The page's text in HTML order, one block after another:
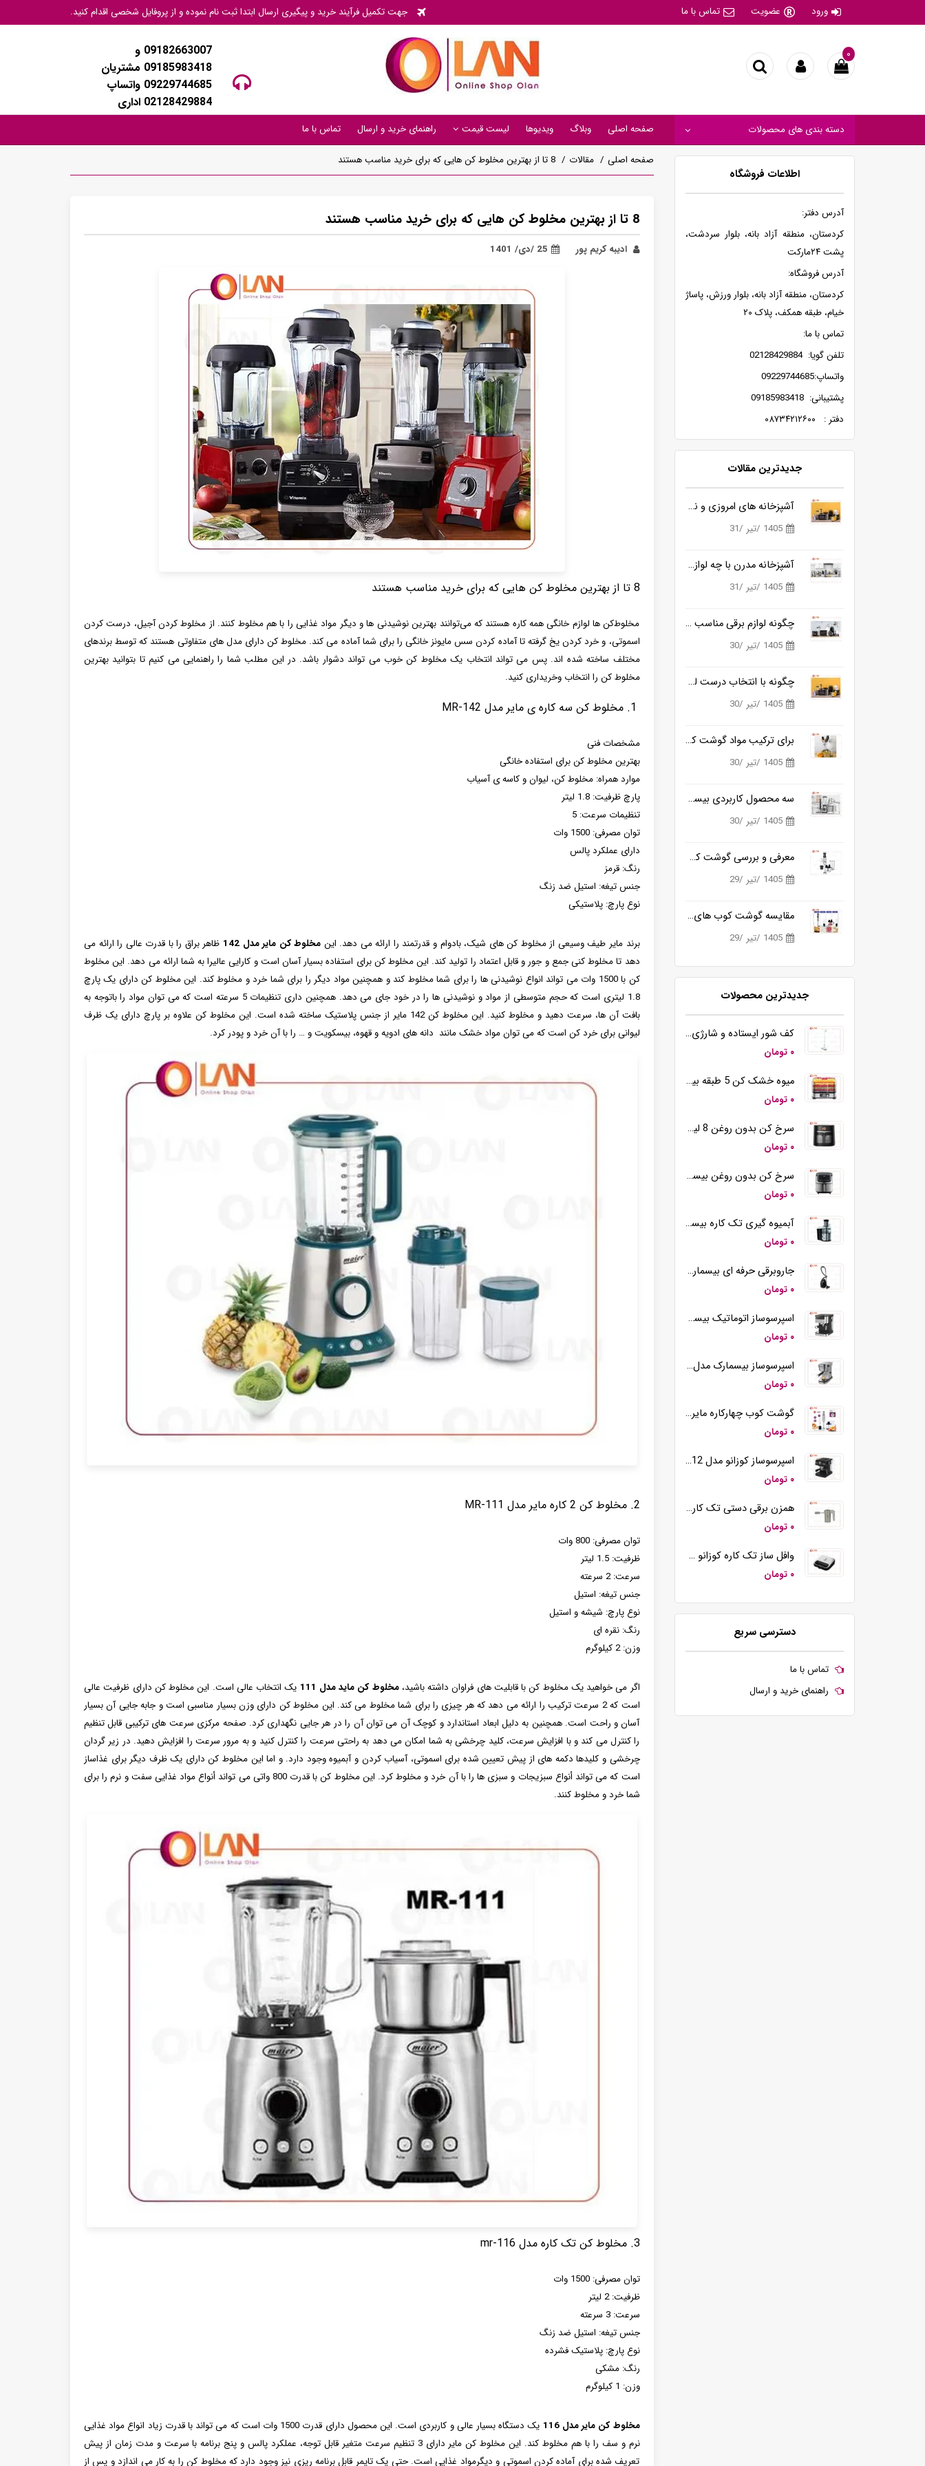
ورود عضویت تماس با ما جهت تکمیل فرآیند خرید و پیگیری ارسال ابتدا ثبت نام نموده و از پروفایل شخصی اقدام کنید.
09182663007 و
09185983418 مشتریان
09229744685 واتساپ
02128429884 اداری
۰
صفحه اصلی وبلاگ ویدیوها لیست قیمت راهنمای خرید و ارسال تماس با ما دسته بندی های محصولات
صفحه اصلی مقالات 8 تا از بهترین مخلوط کن هایی که برای خرید مناسب هستند
8 تا از بهترین مخلوط کن هایی که برای خرید مناسب هستند
ادیبه کریم پور 25 /دی/ 1401
8 تا از بهترین مخلوط کن هایی که برای خرید مناسب هستند
مخلوط‌کن‌ ها لوازم خانگی همه کاره هستند که می‌توانند بهترین نوشیدنی ها و دیگر مواد غذایی را با هم مخلوط کنند. از مخلوط کردن آجیل، درست کردن
اسموتی، و خرد کردن یخ گرفته تا آماده کردن سس مایونز خانگی را برای شما آماده می کند. مخلوط کن دارای مدل های متفاوتی هستند که توسط برندهای
مختلف ساخته شده اند. پس می تواند انتخاب یک مخلوط کن خوب می تواند دشوار باشد. در این مطلب شما را راهنمایی می کنیم تا بتوانید بهترین
مخلوط کن را انتخاب وخریداری کنید.
مشخصات فنی
بهترین مخلوط کن برای استفاده خانگی
موارد همراه: مخلوط کن، لیوان و کاسه ی آسیاب
پارچ ظرفیت: 1.8 لیتر
تنظیمات سرعت: 5
توان مصرفی: 1500 وات
دارای عملکرد پالس
رنگ: قرمز
جنس تیغه: استیل ضد زنگ
نوع پارچ: پلاستیکی
برند مایر طیف وسیعی از مخلوط کن های شیک، بادوام و قدرتمند را ارائه می دهد. این مخلوط‌ کن مایر مدل 142
ظاهر براق را با قدرت عالی را ارائه می
دهد تا مخلوط‌ کنی جمع‌ و جور و قابل اعتماد را تولید کند. این مخلوط کن برای استفاده بسیار آسان است و کارایی عالیرا به شما ارائه می دهد. این مخلوط
کن با 1500 وات می تواند انواع نوشیدنی ها را برای شما مخلوط کند و همچنین مواد دیگر را برای شما خرد و مخلوط کند. این مخلوط کن دارای یک پارچ
1.8 لیتری است که حجم متوسطی از مواد و نوشیدنی ها را در خود جای می دهد. همچنین داری تنظیمات 5 سرعته است که می توان مواد را باتوجه به
بافت آن ها، سرعت دهید و مخلوط کنید. این مخلوط کن 142 مایر از جنس پلاستیک ساخته شده است. این مخلوط کن علاوه بر پارچ دارای یک ظرف
لیوانی برای خرد کن است که می توان مواد خشک مانند دانه های ادویه و قهوه، بیسکویت و … را با آن خرد و پودر کرد.
2. مخلوط کن 2 کاره مایر مدل MR-111
توان مصرفی: 800 وات
ظرفیت: 1.5 لیتر
سرعت: 2 سرعته
جنس تیغه: استیل
نوع پارچ: شیشه و استیل
رنگ: نقره ای
وزن: 2 کیلوگرم
اگر می خواهید یک مخلوط کن با قابلیت های فراوان داشته باشید،مخلوط کن ماید مدل 111
یک انتخاب عالی است. این مخلوط کن دارای ظرفیت عالی
است که 2 سرعت ترکیب را ارائه می‌ دهد که هر چیزی را برای شما مخلوط می کند. این مخلوط کن دارای وزن بسیار مناسبی است و جابه جایی آن بسیار
آسان و راحت است. همچنین به دلیل ابعاد استاندارد و کوچک آن می توان آن را در هر جایی نگهداری کرد. صفحه مرکزی سرعت های ترکیبی قابل تنظیم
را کنترل می کند و با افزایش سرعت، کلید چرخشی به شما امکان می دهد به راحتی سرعت را کنترل کنید و به مرور سرعت را افزایش دهید. در زیر گردان
چرخشی و کلیدها دکمه های از پیش تعیین شده برای اسموتی، آسیاب کردن و آبمیوه وجود دارد. و اما این مخلوط کن دارای یک ظرف دیگر برای غذاساز
است که می تواند أنواع سبزیجات و سبزی ها را با آن خرد و مخلوط کرد. این مخلوط کن با قدرت 800 واتی می تواند أنواع مواد غذایی سفت و نرم را برای
شما خرد و مخلوط کنند.
3. مخلوط کن تک کاره مدل mr-116
توان مصرفی: 1500 وات
ظرفیت: 2 لیتر
سرعت: 3 سرعته
جنس تیغه: استیل ضد زنگ
نوع پارچ: پلاستیک فشرده
رنگ: مشکی
وزن: 1 کیلوگرم
مخلوط کن مایر مدل 116
یک دستگاه بسیار عالی و کاربردی است. این محصول دارای قدرت 1500 وات است که می تواند با قدرت زیاد انواع مواد غذایی
نرم و سف را با هم مخلوط کند. این مخلوط کن مایر دارای 3 تنظیم سرعت متغیر قابل توجه، عملکرد پالس و پنج برنامه با سرعت و مدت زمان از پیش
تعریف شده برای آماده کردن اسموتی و دیگرمواد غذایی است. حتی یک تایمر قابل برنامه ریزی نیز وجود دارد که مخلوط کن را به کار می اندازد و پس از
اطلاعات فروشگاه
آدرس دفتر:
کردستان، منطقه آزاد بانه، بلوار سردشت،
پشت ۲۴مارکت
آدرس فروشگاه:
کردستان، منطقه آزاد بانه، بلوار ورزش، پاساژ
خیام، طبقه همکف، پلاک ۲۰
تماس با ما:
تلفن گویا: 02128429884
واتساپ:09229744685
پشتیبانی: 09185983418
دفتر : ۰۸۷۳۴۲۱۲۶۰۰
جدیدترین مقالات
آشپزخانه های امروزی و نیاز به ابزارهای هوشمندتر
1405 /تیر /31
آشپزخانه مدرن با چه لوازمی کامل می شود؟
1405 /تیر /31
چگونه لوازم برقی مناسب آشپزی روزانه را ساده تر می کنند؟
1405 /تیر /30
چگونه با انتخاب درست لوازم برقی آشپزخانه، زمان آشپزی را نصف کنیم؟
1405 /تیر /30
برای ترکیب مواد گوشت کوب برقی بهتره یا مخلوط کن؟
1405 /تیر /30
سه محصول کاربردی بیسمارک برای آشپزخانه های مدرن
1405 /تیر /30
معرفی و بررسی گوشت کوب برقی بیسمارک مدل BM3315
1405 /تیر /29
مقایسه گوشت کوب های برقی بیسمارک مدل BM3315 و BM3316
1405 /تیر /29
جدیدترین محصولات
کف شور ایستاده و شارژی بیسمارک مدل BM5510
۰ تومان
میوه خشک کن 5 طبقه بیسمارک مدل BM3004
۰ تومان
سرخ کن بدون روغن 8 لیتری بیسمارک مدل BM3570
۰ تومان
سرخ کن بدون روغن بیسمارک مدل BM-3558
۰ تومان
آبمیوه گیری تک کاره بیسمارک مدل BM2360
۰ تومان
جاروبرقی حرفه ای بیسمارک مدل BM2109
۰ تومان
اسپرسوساز اتوماتیک بیسمارک مدل BM2290
۰ تومان
اسپرسوساز بیسمارک مدل BM2260
۰ تومان
گوشت کوب چهارکاره مایر مدل MR-194
۰ تومان
اسپرسوساز کوزانو مدل KM12
۰ تومان
همزن برقی دستی تک کاره کوزانو مدل HM212
۰ تومان
وافل ساز تک کاره کوزانو مدل KZ20
۰ تومان
دسترسی سریع
تماس با ما
راهنمای خرید و ارسال